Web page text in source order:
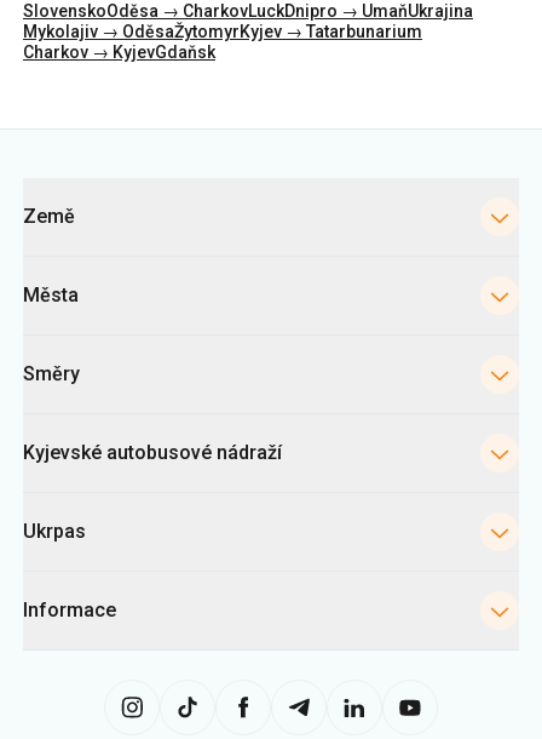
SlovenskoOděsa → CharkovLuckDnipro → UmaňUkrajina
Mykolajiv → OděsaŽytomyrKyjev → Tatarbunarium
Charkov → KyjevGdaňsk
Země
Města
Směry
Kyjevské autobusové nádraží
Ukrpas
Informace